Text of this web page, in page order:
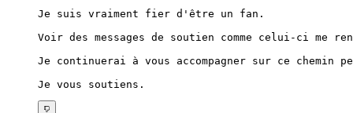
Je suis vraiment fier d'être un fan.
Voir des messages de soutien comme celui-ci me
Je continuerai à vous accompagner sur ce chemin
Je vous soutiens.